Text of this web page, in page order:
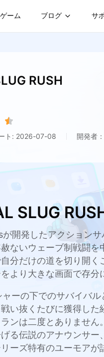
ゲーム ブログ サ
RUSH
ト: 2026-07-08 開発者
SLUG
開発したアクション
ないウェーブ制戦闘
分だけの道を切り開
より大きな画面で存分
ーの下でのサバイバ
い抜くたびに獲得し
ンは二度とありませ
る伝説のアナウンサ
ーズ特有のユーモアが